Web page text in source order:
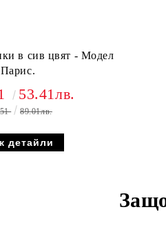
в сив цвят - Модел
Парис.
53.41лв.
89.01лв.
детайли